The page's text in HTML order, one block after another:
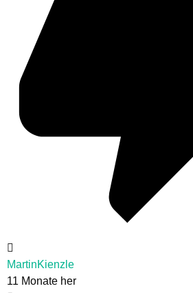
MartinKienzle
11 Monate her